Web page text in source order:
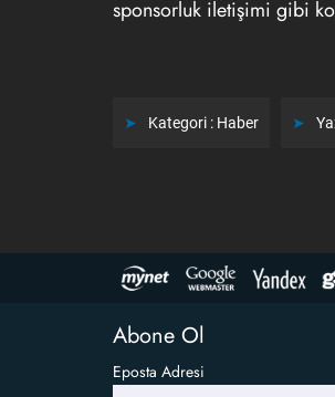
sponsorluk iletişimi gibi
Kategori : Haber
Abone Ol
Eposta Adresi